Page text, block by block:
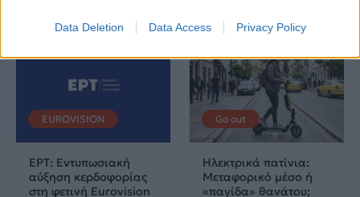
Data Deletion Data Access Privacy Policy
EUROVISION
ΕΡΤ: Εντυπωσιακή
αύξηση κερδοφορίας
στη φετινή Eurovision
Go out
Ηλεκτρικά πατίνια:
Μεταφορικό μέσο ή
«παγίδα» θανάτου;